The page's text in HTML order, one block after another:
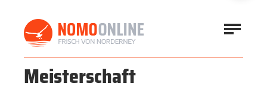
Meisterschaft